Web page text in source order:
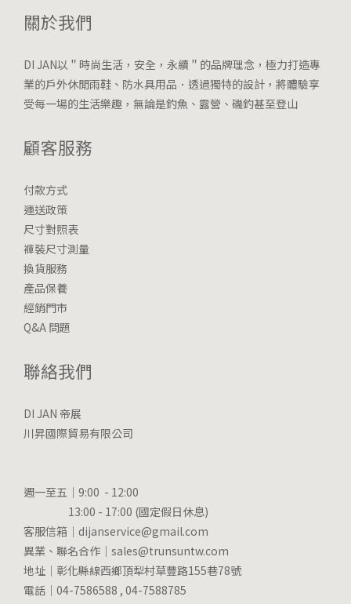
關於我們
DI JAN以＂時尚生活，安全，永續＂的品牌理念，極力打造專
業的戶外休閒雨鞋、防水具用品．透過獨特的設計，將體驗享
受每一場的生活樂趣，無論是釣魚、露營、磯釣甚至登山
顧客服務
付款方式
運送政策
尺寸對照表
褲裝尺寸測量
換貨服務
產品保養
經銷門市
Q&A 問題
聯絡我們
DI JAN 帝展
川昇國際貿易有限公司
週一至五｜9:00 - 12:00
13:00 - 17:00 (國定假日休息)
客服信箱｜dijanservice@gmail.com
異業、聯名合作｜sales@trunsuntw.com
地址｜彰化縣線西鄉頂犁村草豐路155巷78號
電話｜04-7586588 , 04-7588785